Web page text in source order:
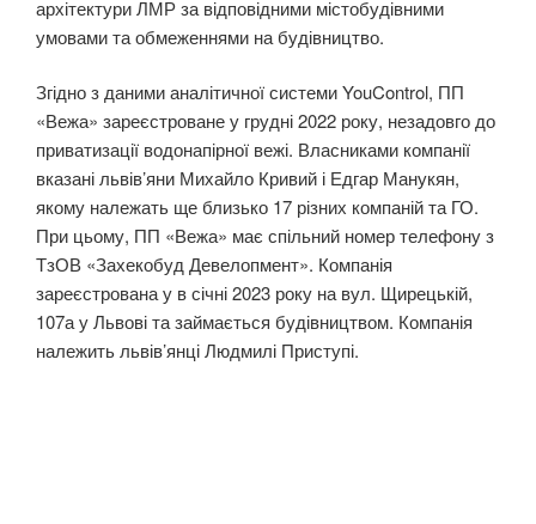
архітектури ЛМР за відповідними містобудівними
умовами та обмеженнями на будівництво.
Згідно з даними аналітичної системи YouControl, ПП
«Вежа» зареєстроване у грудні 2022 року, незадовго до
приватизації водонапірної вежі. Власниками компанії
вказані львів’яни Михайло Кривий і Едгар Манукян,
якому належать ще близько 17 різних компаній та ГО.
При цьому, ПП «Вежа» має спільний номер телефону з
ТзОВ «Захекобуд Девелопмент». Компанія
зареєстрована у в січні 2023 року на вул. Щирецькій,
107а у Львові та займається будівництвом. Компанія
належить львів’янці Людмилі Приступі.